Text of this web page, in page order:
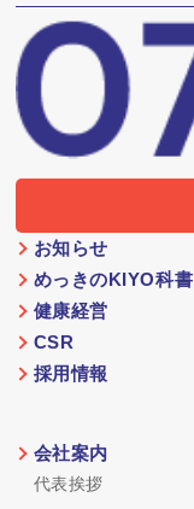
お知らせ
めっきのKIYO科書
健康経営
CSR
採用情報
会社案内
代表挨拶